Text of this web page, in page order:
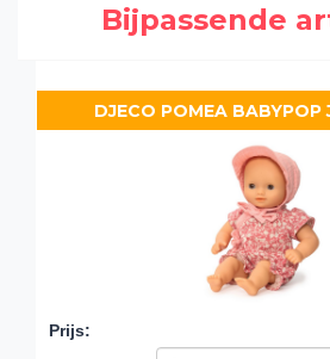
Bijpassende
DJECO POMEA BABYPOP
Prijs: